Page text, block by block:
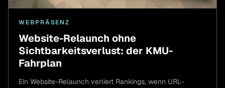
WEBPRÄSENZ
Website-Relaunch ohne
Sichtbarkeitsverlust: der KMU-
Fahrplan
Ein Website-Relaunch verliert Rankings, wenn URL-